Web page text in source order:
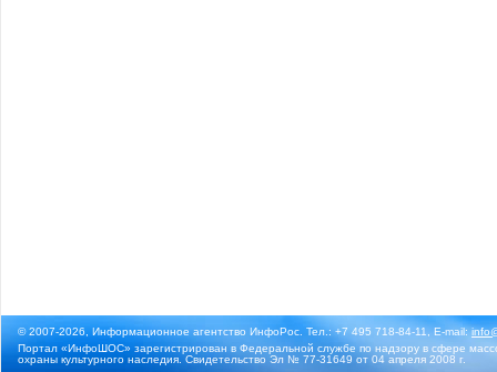
© 2007-2026, Информационное агентство ИнфоРос. Тел.: +7 495 718-84-11, E-mail:
Портал «ИнфоШОС» зарегистрирован в Федеральной службе по надзору в сфере
охраны культурного наследия. Свидетельство Эл № 77-31649 от 04 апреля 2008 г.